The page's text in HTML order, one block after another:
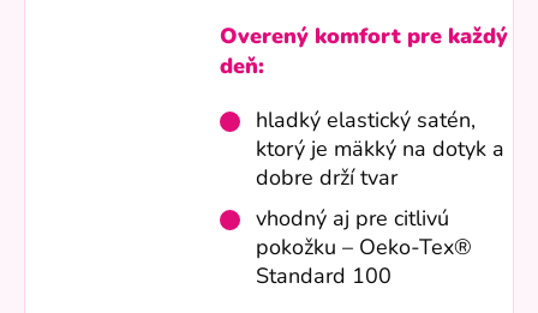
Overený komfort pre každý
deň:
hladký elastický satén,
ktorý je mäkký na dotyk a
dobre drží tvar
vhodný aj pre citlivú
pokožku – Oeko-Tex®
Standard 100